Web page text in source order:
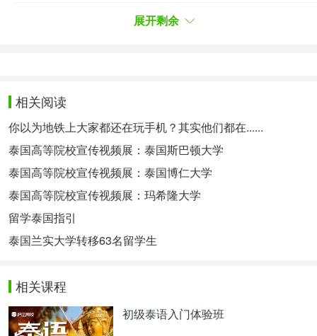
研究、教师和学生互换、以及各阶层人员的互遣。此
专业设置：
泰国兰实大学拥有33个学院，86个专业，32个硕士
点和7个博士点，在校学生20000多人，教职员工
1600多人的全面发展综合性国际大学。除了泰国本
地的学生以外，还有来自美国、加拿大、日本、芬
兰、瑞典、荷兰、中国以及韩国和印度等国家的留学
生。不同的学院采用不同种类的语言进行教学，有泰
文课程、英语课程和中文课程。 二十多年来，兰实
大学以“培养德智全面发展的新一代人才”为座右铭。
围绕此目标发展出了众多优秀的学院，例如：东南亚
著名的医学院，东南亚著名泰国唯一的外交与国际关
系学院，全球中文母语区外唯一的中国商学院，泰国
唯一的航空学院，全泰国著名的建筑学院，泰国著名
展开剩余
相关阅读
你以为地铁上大家都还在玩手机？其实他们都在......
泰国高等院校宣传视频展：泰国斯巴顿大学
泰国高等院校宣传视频展：泰国博仁大学
泰国高等院校宣传视频展：玛希隆大学
留学泰国指引
泰国兰实大学转移63名留学生
相关课程
初级泰语入门体验班